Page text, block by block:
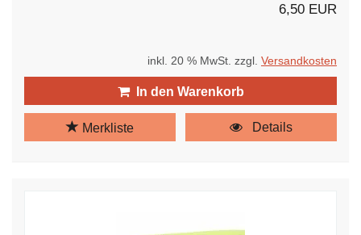
6,50 EUR
inkl. 20 % MwSt. zzgl. Versandkosten
In den Warenkorb
Merkliste Details